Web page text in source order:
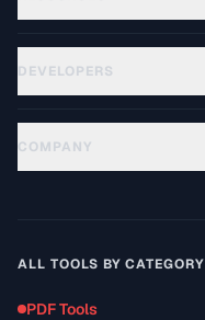
DEVELOPERS
COMPANY
ALL TOOLS BY CATEGORY
PDF Tools